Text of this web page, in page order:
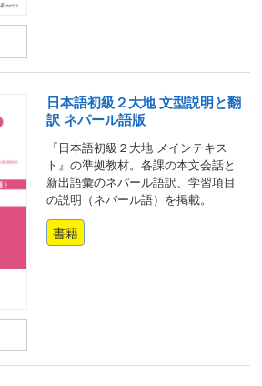
日本語初級２大地 文型説明と翻
訳 ネパール語版
『日本語初級２大地 メインテキス
ト』の準拠教材。各課の本文会話と
新出語彙のネパール語訳、学習項目
の説明（ネパール語）を掲載。
書籍